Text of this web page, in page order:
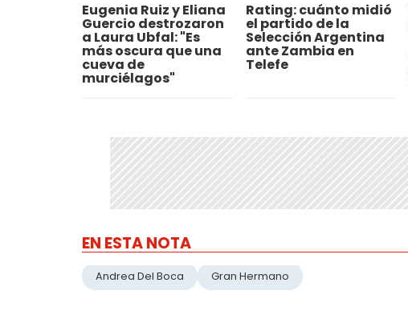
Eugenia Ruiz y Eliana
Guercio destrozaron
a Laura Ubfal: "Es
más oscura que una
cueva de
murciélagos"
Rating: cuánto midió
el partido de la
Selección Argentina
ante Zambia en
Telefe
EN ESTA NOTA
Andrea Del Boca Gran Hermano